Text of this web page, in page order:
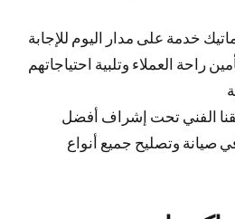
خدمة على مدار اليوم للإجابة
راحة العملاء وتلبية احتياجاتهم
الفني تحت إشراف أفضل
صيانة وتصليح جميع أنواع